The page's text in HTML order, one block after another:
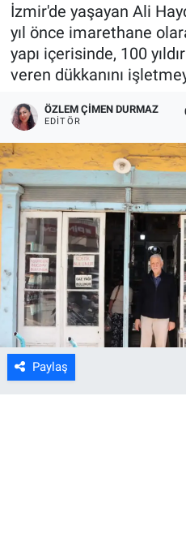
İzmir'de yaşayan Ali
yıl önce imarethane
yapı içerisinde, 100
veren dükkanını
ÖZLEM ÇIMEN DURMAZ
EDITÖR
Paylaş